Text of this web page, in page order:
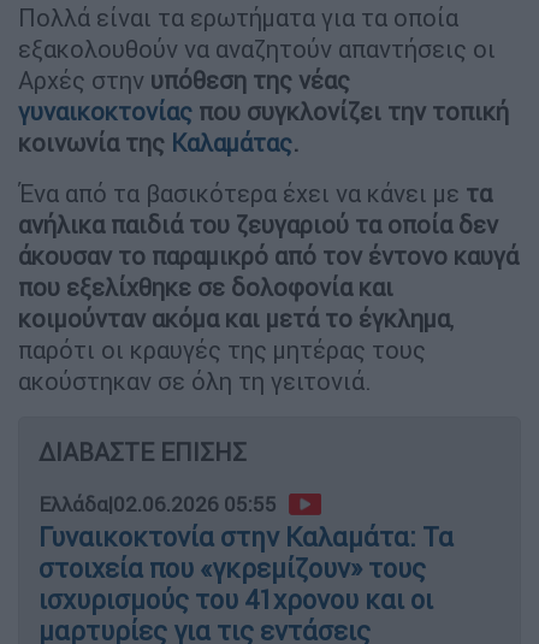
Πολλά είναι τα ερωτήματα για τα οποία
εξακολουθούν να αναζητούν απαντήσεις οι
Αρχές στην υπόθεση της νέας
γυναικοκτονίας που συγκλονίζει την τοπική
κοινωνία της Καλαμάτας.
Ένα από τα βασικότερα έχει να κάνει με τα
ανήλικα παιδιά του ζευγαριού τα οποία δεν
άκουσαν το παραμικρό από τον έντονο καυγά
που εξελίχθηκε σε δολοφονία και
κοιμούνταν ακόμα και μετά το έγκλημα,
παρότι οι κραυγές της μητέρας τους
ακούστηκαν σε όλη τη γειτονιά.
ΔΙΑΒΑΣΤΕ ΕΠΙΣΗΣ
Ελλάδα|02.06.2026 05:55
Γυναικοκτονία στην Καλαμάτα: Τα
στοιχεία που «γκρεμίζουν» τους
ισχυρισμούς του 41χρονου και οι
μαρτυρίες για τις εντάσεις